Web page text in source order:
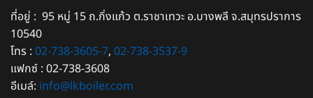
ที่อยู่ : 95 หมู่ 15 ถ.กิ่งแก้ว ต.ราชาเทวะ อ.บางพลี จ.สมุทรปราการ
10540
โทร : 02-738-3605-7, 02-738-3537-9
แฟกซ์ : 02-738-3608
อีเมล์: info@lkboiler.com